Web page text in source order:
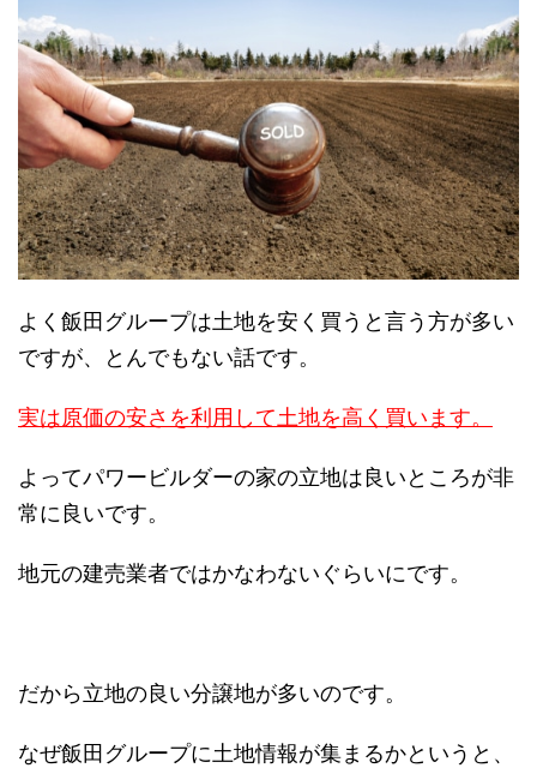
よく飯田グループは土地を安く買うと言う方が多い
ですが、とんでもない話です。
実は原価の安さを利用して土地を高く買います。
よってパワービルダーの家の立地は良いところが非
常に良いです。
地元の建売業者ではかなわないぐらいにです。
だから立地の良い分譲地が多いのです。
なぜ飯田グループに土地情報が集まるかというと、